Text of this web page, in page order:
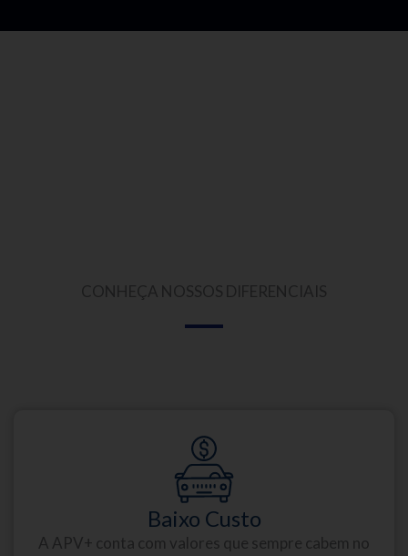
Baixo Custo
A APV+ conta com valores que sempre cabem no